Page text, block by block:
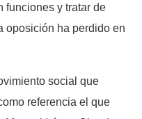
funciones y tratar de
oposición ha perdido en
social que
referencia el que